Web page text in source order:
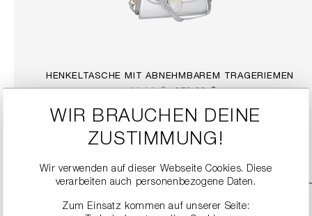
HENKELTASCHE MIT ABNEHMBAREM TRAGERIEMEN
DETAILS
WIR BRAUCHEN DEINE
ZUSTIMMUNG!
Wir verwenden auf dieser Webseite Cookies. Diese
verarbeiten auch personenbezogene Daten.
Zum Einsatz kommen auf unserer Seite: